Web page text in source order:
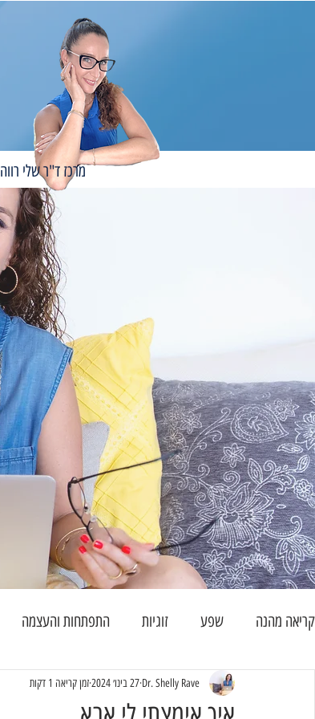
מרכז ד"ר שלי רווה
קריאה מהנה שפע זוגיות התפתחות והעצמה
Dr. Shelly Rave 27 בינו׳ 2024 זמן קריאה 1 דקות